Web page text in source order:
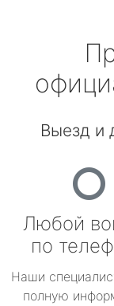
Выезд и
Любой
по
Наши
полную